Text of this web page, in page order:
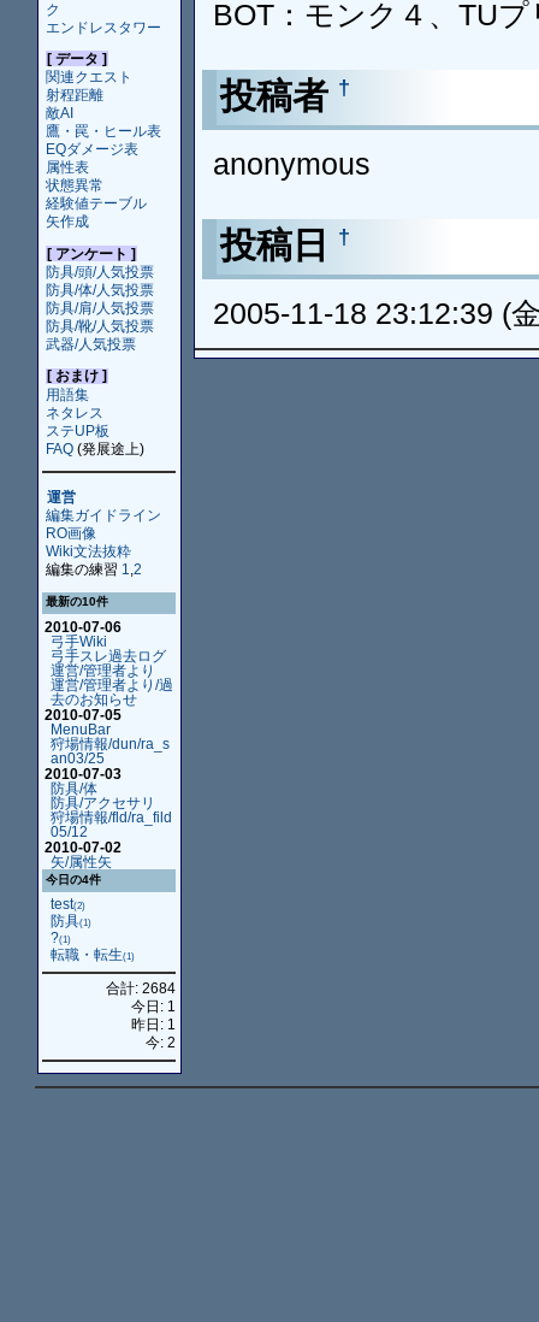
ク
エンドレスタワー
[ データ ]
関連クエスト
射程距離
敵AI
鷹・罠・ヒール表
EQダメージ表
属性表
状態異常
経験値テーブル
矢作成
[ アンケート ]
防具/頭/人気投票
防具/体/人気投票
防具/肩/人気投票
防具/靴/人気投票
武器/人気投票
[ おまけ ]
用語集
ネタレス
ステUP板
FAQ(発展途上)
運営
編集ガイドライン
RO画像
Wiki文法抜粋
編集の練習 1 2
最新の10件
2010-07-06
弓手Wiki
弓手スレ過去ログ
運営/管理者より
運営/管理者より/過
去のお知らせ
2010-07-05
MenuBar
狩場情報/dun/ra_s
an03/25
2010-07-03
防具/体
防具/アクセサリ
狩場情報/fld/ra_fild
05/12
2010-07-02
矢/属性矢
今日の4件
test(2)
防具(1)
?(1)
転職・転生(1)
合計: 2684
今日: 1
昨日: 1
今: 2
BOT：モンク４、TU
投稿者 †
anonymous
投稿日 †
2005-11-18 23:12:39 (